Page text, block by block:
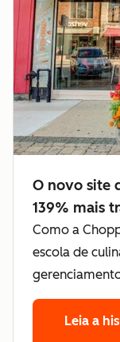
O novo site
139% mais
Como a
escola de
Leia a